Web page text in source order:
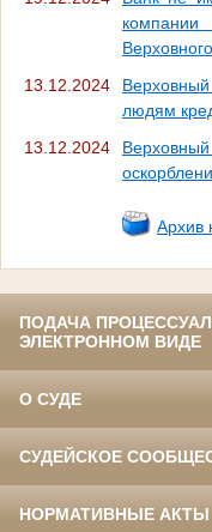
13.12.2024
людям
13.12.2024
Архив
ПОДАЧА
ЭЛЕКТРОННОМ ВИДЕ
О СУДЕ
СУДЕЙСКОЕ
НОРМАТИВНЫЕ АКТЫ